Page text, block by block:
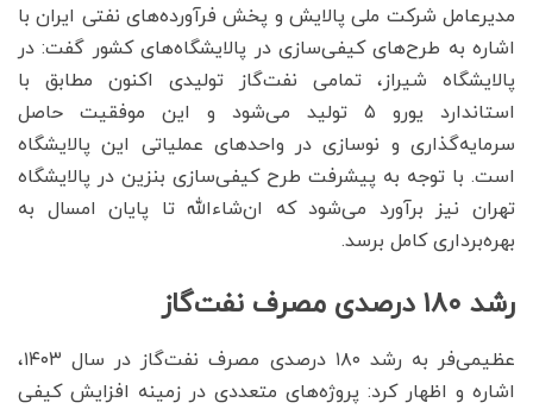
مدیرعامل شرکت ملی پالایش و پخش فرآورده‌های نفتی ایران با
اشاره به طرح‌های کیفی‌سازی در پالایشگاه‌های کشور گفت: در
پالایشگاه شیراز، تمامی نفت‌گاز تولیدی اکنون مطابق با
استاندارد یورو ۵ تولید می‌شود و این موفقیت حاصل
سرمایه‌گذاری و نوسازی در واحدهای عملیاتی این پالایشگاه
است. با توجه به پیشرفت طرح کیفی‌سازی بنزین در پالایشگاه
تهران نیز برآورد می‌شود که ان‌شاءالله تا پایان امسال به
بهره‌برداری کامل برسد.
رشد ۱۸۰ درصدی مصرف نفت‌گاز
عظیمی‌فر به رشد ۱۸۰ درصدی مصرف نفت‌گاز در سال ۱۴۰۳،
اشاره و اظهار کرد: پروژه‌های متعددی در زمینه افزایش کیفی